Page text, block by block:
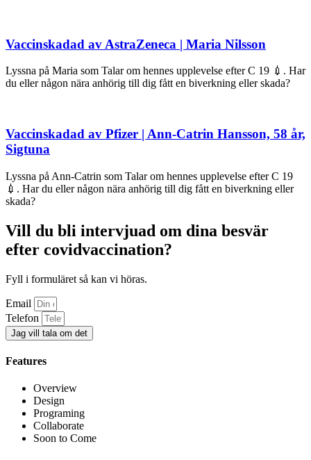
Vaccinskadad av AstraZeneca | Maria Nilsson
Lyssna på Maria som Talar om hennes upplevelse efter C 19 💉. Har
du eller någon nära anhörig till dig fått en biverkning eller skada?
Vaccinskadad av Pfizer | Ann-Catrin Hansson, 58 år,
Sigtuna
Lyssna på Ann-Catrin som Talar om hennes upplevelse efter C 19
💉. Har du eller någon nära anhörig till dig fått en biverkning eller
skada?
Vill du bli intervjuad om dina besvär
efter covidvaccination?
Fyll i formuläret så kan vi höras.
Email
Telefon
Jag vill tala om det
Features
Overview
Design
Programing
Collaborate
Soon to Come